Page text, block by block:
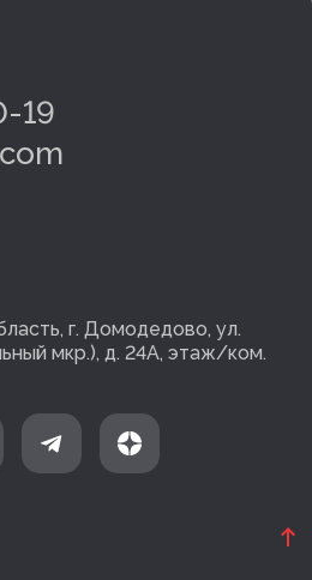
19
г. Домодедово, ул.
мкр.), д. 24А, этаж/ком.